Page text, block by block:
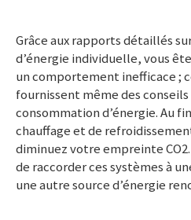
Grâce aux rapports détaillés
d’énergie individuelle, vous
un comportement inefficace ;
fournissent même des
consommation d’énergie. Au
chauffage et de
diminuez votre empreinte
de raccorder ces systèmes à
une autre source d’énergie